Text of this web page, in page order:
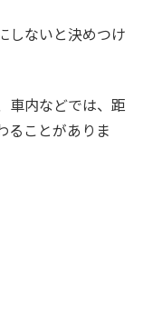
しないと決めつけ
車内などでは、距
ることがありま